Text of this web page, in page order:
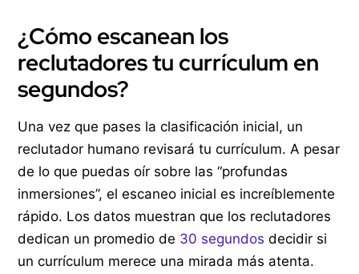
¿Cómo escanean los
reclutadores tu currículum en
segundos?
Una vez que pases la clasificación inicial, un
reclutador humano revisará tu currículum. A pesar
de lo que puedas oír sobre las “profundas
inmersiones”, el escaneo inicial es increíblemente
rápido. Los datos muestran que los reclutadores
dedican un promedio de 30 segundos decidir si
un currículum merece una mirada más atenta.